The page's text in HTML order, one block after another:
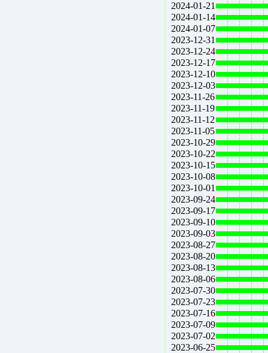
2024-01-21
2024-01-14
2024-01-07
2023-12-31
2023-12-24
2023-12-17
2023-12-10
2023-12-03
2023-11-26
2023-11-19
2023-11-12
2023-11-05
2023-10-29
2023-10-22
2023-10-15
2023-10-08
2023-10-01
2023-09-24
2023-09-17
2023-09-10
2023-09-03
2023-08-27
2023-08-20
2023-08-13
2023-08-06
2023-07-30
2023-07-23
2023-07-16
2023-07-09
2023-07-02
2023-06-25